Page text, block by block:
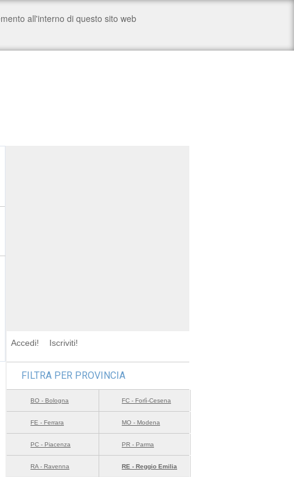
Accedi! Iscriviti!
FILTRA PER PROVINCIA
BO - Bologna FC - Forlì-Cesena
FE - Ferrara MO - Modena
PC - Piacenza PR - Parma
RA - Ravenna RE - Reggio Emilia